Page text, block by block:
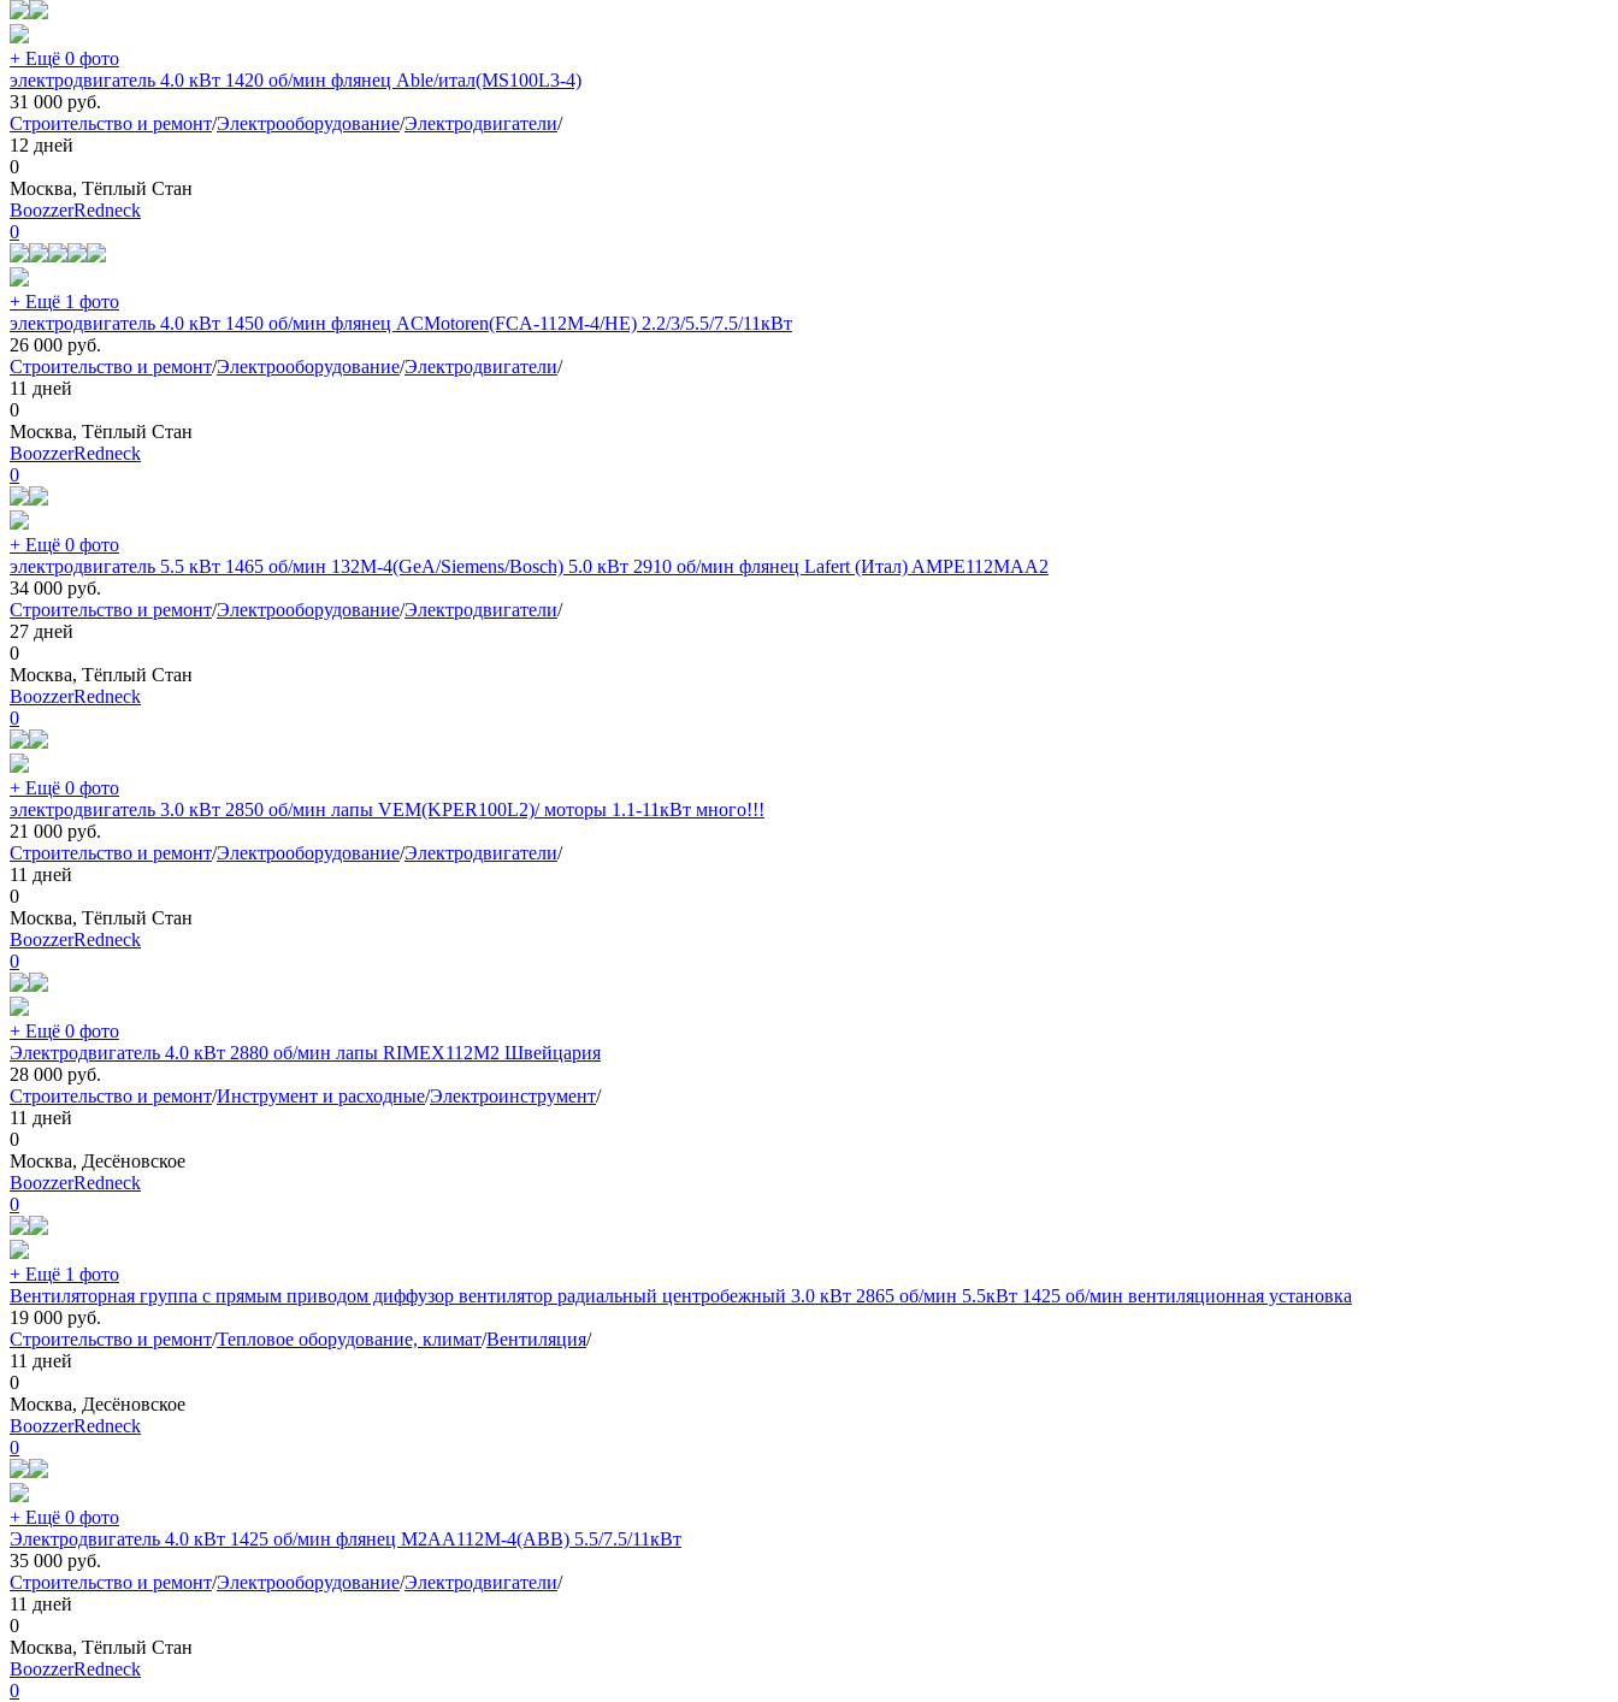
+ Ещё 0 фото
электродвигатель 4.0 кВт 1420 об/мин флянец Able/итал(MS100L3-4)
31 000 руб.
Строительство и ремонт/Электрооборудование/Электродвигатели/
12 дней
0
Москва, Тёплый Стан
BoozzerRedneck
0
+ Ещё 1 фото
электродвигатель 4.0 кВт 1450 об/мин флянец ACMotoren(FCA-112M-4/HE) 2.2/3/5.5/7.5/11кВт
26 000 руб.
Строительство и ремонт/Электрооборудование/Электродвигатели/
11 дней
0
Москва, Тёплый Стан
BoozzerRedneck
0
+ Ещё 0 фото
электродвигатель 5.5 кВт 1465 об/мин 132M-4(GeA/Siemens/Bosch) 5.0 кВт 2910 об/мин флянец Lafert (Итал) AMPE112MAA2
34 000 руб.
Строительство и ремонт/Электрооборудование/Электродвигатели/
27 дней
0
Москва, Тёплый Стан
BoozzerRedneck
0
+ Ещё 0 фото
электродвигатель 3.0 кВт 2850 об/мин лапы VEM(KPER100L2)/ моторы 1.1-11кВт много!!!
21 000 руб.
Строительство и ремонт/Электрооборудование/Электродвигатели/
11 дней
0
Москва, Тёплый Стан
BoozzerRedneck
0
+ Ещё 0 фото
Электродвигатель 4.0 кВт 2880 об/мин лапы RIMEX112M2 Швейцария
28 000 руб.
Строительство и ремонт/Инструмент и расходные/Электроинструмент/
11 дней
0
Москва, Десёновское
BoozzerRedneck
0
+ Ещё 1 фото
Вентиляторная группа с прямым приводом диффузор вентилятор радиальный центробежный 3.0 кВт 2865 об/мин 5.5кВт 1425 об/мин вентиляционная установка
19 000 руб.
Строительство и ремонт/Тепловое оборудование, климат/Вентиляция/
11 дней
0
Москва, Десёновское
BoozzerRedneck
0
+ Ещё 0 фото
Электродвигатель 4.0 кВт 1425 об/мин флянец M2AA112M-4(ABB) 5.5/7.5/11кВт
35 000 руб.
Строительство и ремонт/Электрооборудование/Электродвигатели/
11 дней
0
Москва, Тёплый Стан
BoozzerRedneck
0